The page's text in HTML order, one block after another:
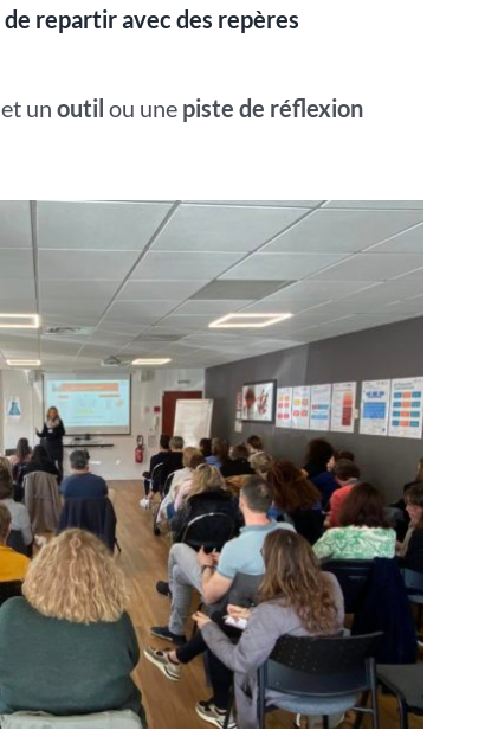
repartir avec des repères
un outil ou une piste de réflexion